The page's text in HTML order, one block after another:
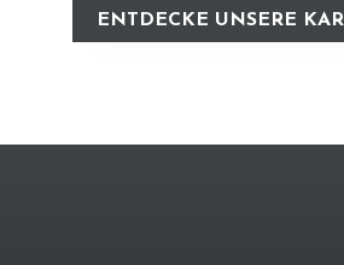
ENTDECKE UNSERE